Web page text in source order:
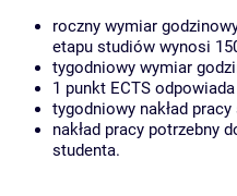
roczny wymiar
etapu studiów wynosi
tygodniowy wymiar
1 punkt ECTS
tygodniowy nakład
nakład pracy potrzebny
studenta.